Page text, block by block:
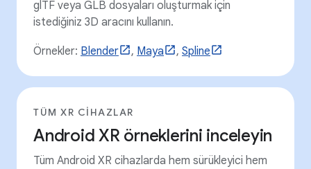
glTF veya GLB dosyaları oluşturmak için
istediğiniz 3D aracını kullanın.
Örnekler: Blender , Maya , Spline
TÜM XR CIHAZLAR
Android XR örneklerini inceleyin
Tüm Android XR cihazlarda hem sürükleyici hem